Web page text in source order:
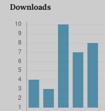
Downloads